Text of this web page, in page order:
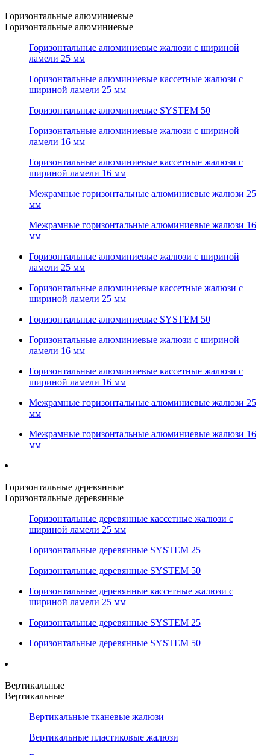
Горизонтальные алюминиевые
Горизонтальные алюминиевые
Горизонтальные алюминиевые жалюзи с шириной
ламели 25 мм
Горизонтальные алюминиевые кассетные жалюзи с
шириной ламели 25 мм
Горизонтальные алюминиевые SYSTEM 50
Горизонтальные алюминиевые жалюзи с шириной
ламели 16 мм
Горизонтальные алюминиевые кассетные жалюзи с
шириной ламели 16 мм
Межрамные горизонтальные алюминиевые жалюзи 25
мм
Межрамные горизонтальные алюминиевые жалюзи 16
мм
Горизонтальные алюминиевые жалюзи с шириной
ламели 25 мм
Горизонтальные алюминиевые кассетные жалюзи с
шириной ламели 25 мм
Горизонтальные алюминиевые SYSTEM 50
Горизонтальные алюминиевые жалюзи с шириной
ламели 16 мм
Горизонтальные алюминиевые кассетные жалюзи с
шириной ламели 16 мм
Межрамные горизонтальные алюминиевые жалюзи 25
мм
Межрамные горизонтальные алюминиевые жалюзи 16
мм
Горизонтальные деревянные
Горизонтальные деревянные
Горизонтальные деревянные кассетные жалюзи с
шириной ламели 25 мм
Горизонтальные деревянные SYSTEM 25
Горизонтальные деревянные SYSTEM 50
Горизонтальные деревянные кассетные жалюзи с
шириной ламели 25 мм
Горизонтальные деревянные SYSTEM 25
Горизонтальные деревянные SYSTEM 50
Вертикальные
Вертикальные
Вертикальные тканевые жалюзи
Вертикальные пластиковые жалюзи